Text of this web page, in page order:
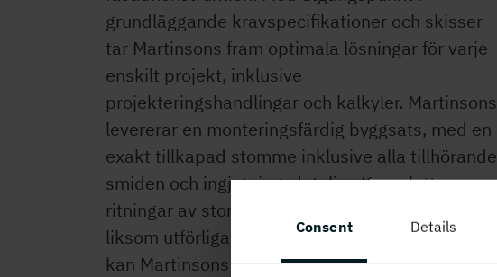
Consent Details
grundläggande kravspecifikationer och skisser
tar Martinsons fram optimala lösningar för varje
enskilt projekt, inklusive
projekteringshandlingar och kalkyler. Martinsons
levererar en monteringsfärdig byggsats, med en
exakt tillkapad stomme inklusive alla tillhörande
smiden och ingjutningsdetaljer. Kompletta
ritningar av stomme och detaljer medföljer,
liksom utförliga montageanvisningar. Vid behov
kan Martinsons stå för hela